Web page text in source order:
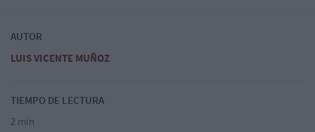
AUTOR
LUIS VICENTE MUÑOZ
TIEMPO DE LECTURA
2 min